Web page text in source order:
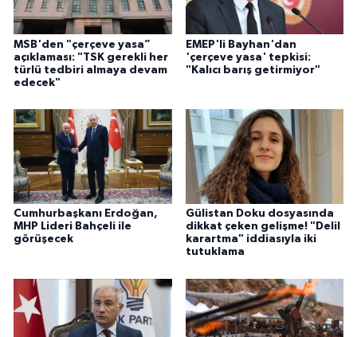
MSB'den "çerçeve yasa”
açıklaması: "TSK gerekli her
türlü tedbiri almaya devam
edecek"
EMEP'li Bayhan'dan
'çerçeve yasa' tepkisi:
"Kalıcı barış getirmiyor"
Cumhurbaşkanı Erdoğan,
MHP Lideri Bahçeli ile
görüşecek
Gülistan Doku dosyasında
dikkat çeken gelişme! "Delil
karartma" iddiasıyla iki
tutuklama